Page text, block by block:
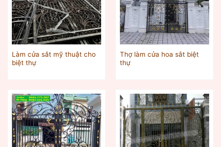
Làm cửa sắt mỹ thuật cho
biệt thự
Thợ làm cửa hoa sắt biệt
thự